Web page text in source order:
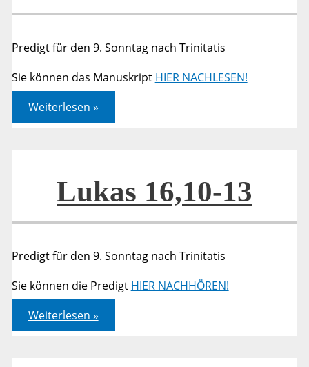
Predigt für den 9. Sonntag nach Trinitatis
Sie können das Manuskript HIER NACHLESEN!
Lukas
16,10-
13
Weiterlesen »
Lukas 16,10-13
Predigt für den 9. Sonntag nach Trinitatis
Sie können die Predigt HIER NACHHÖREN!
Lukas
16,10-
13
Weiterlesen »